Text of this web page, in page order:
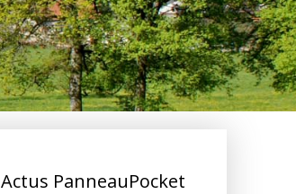
Actus PanneauPocket